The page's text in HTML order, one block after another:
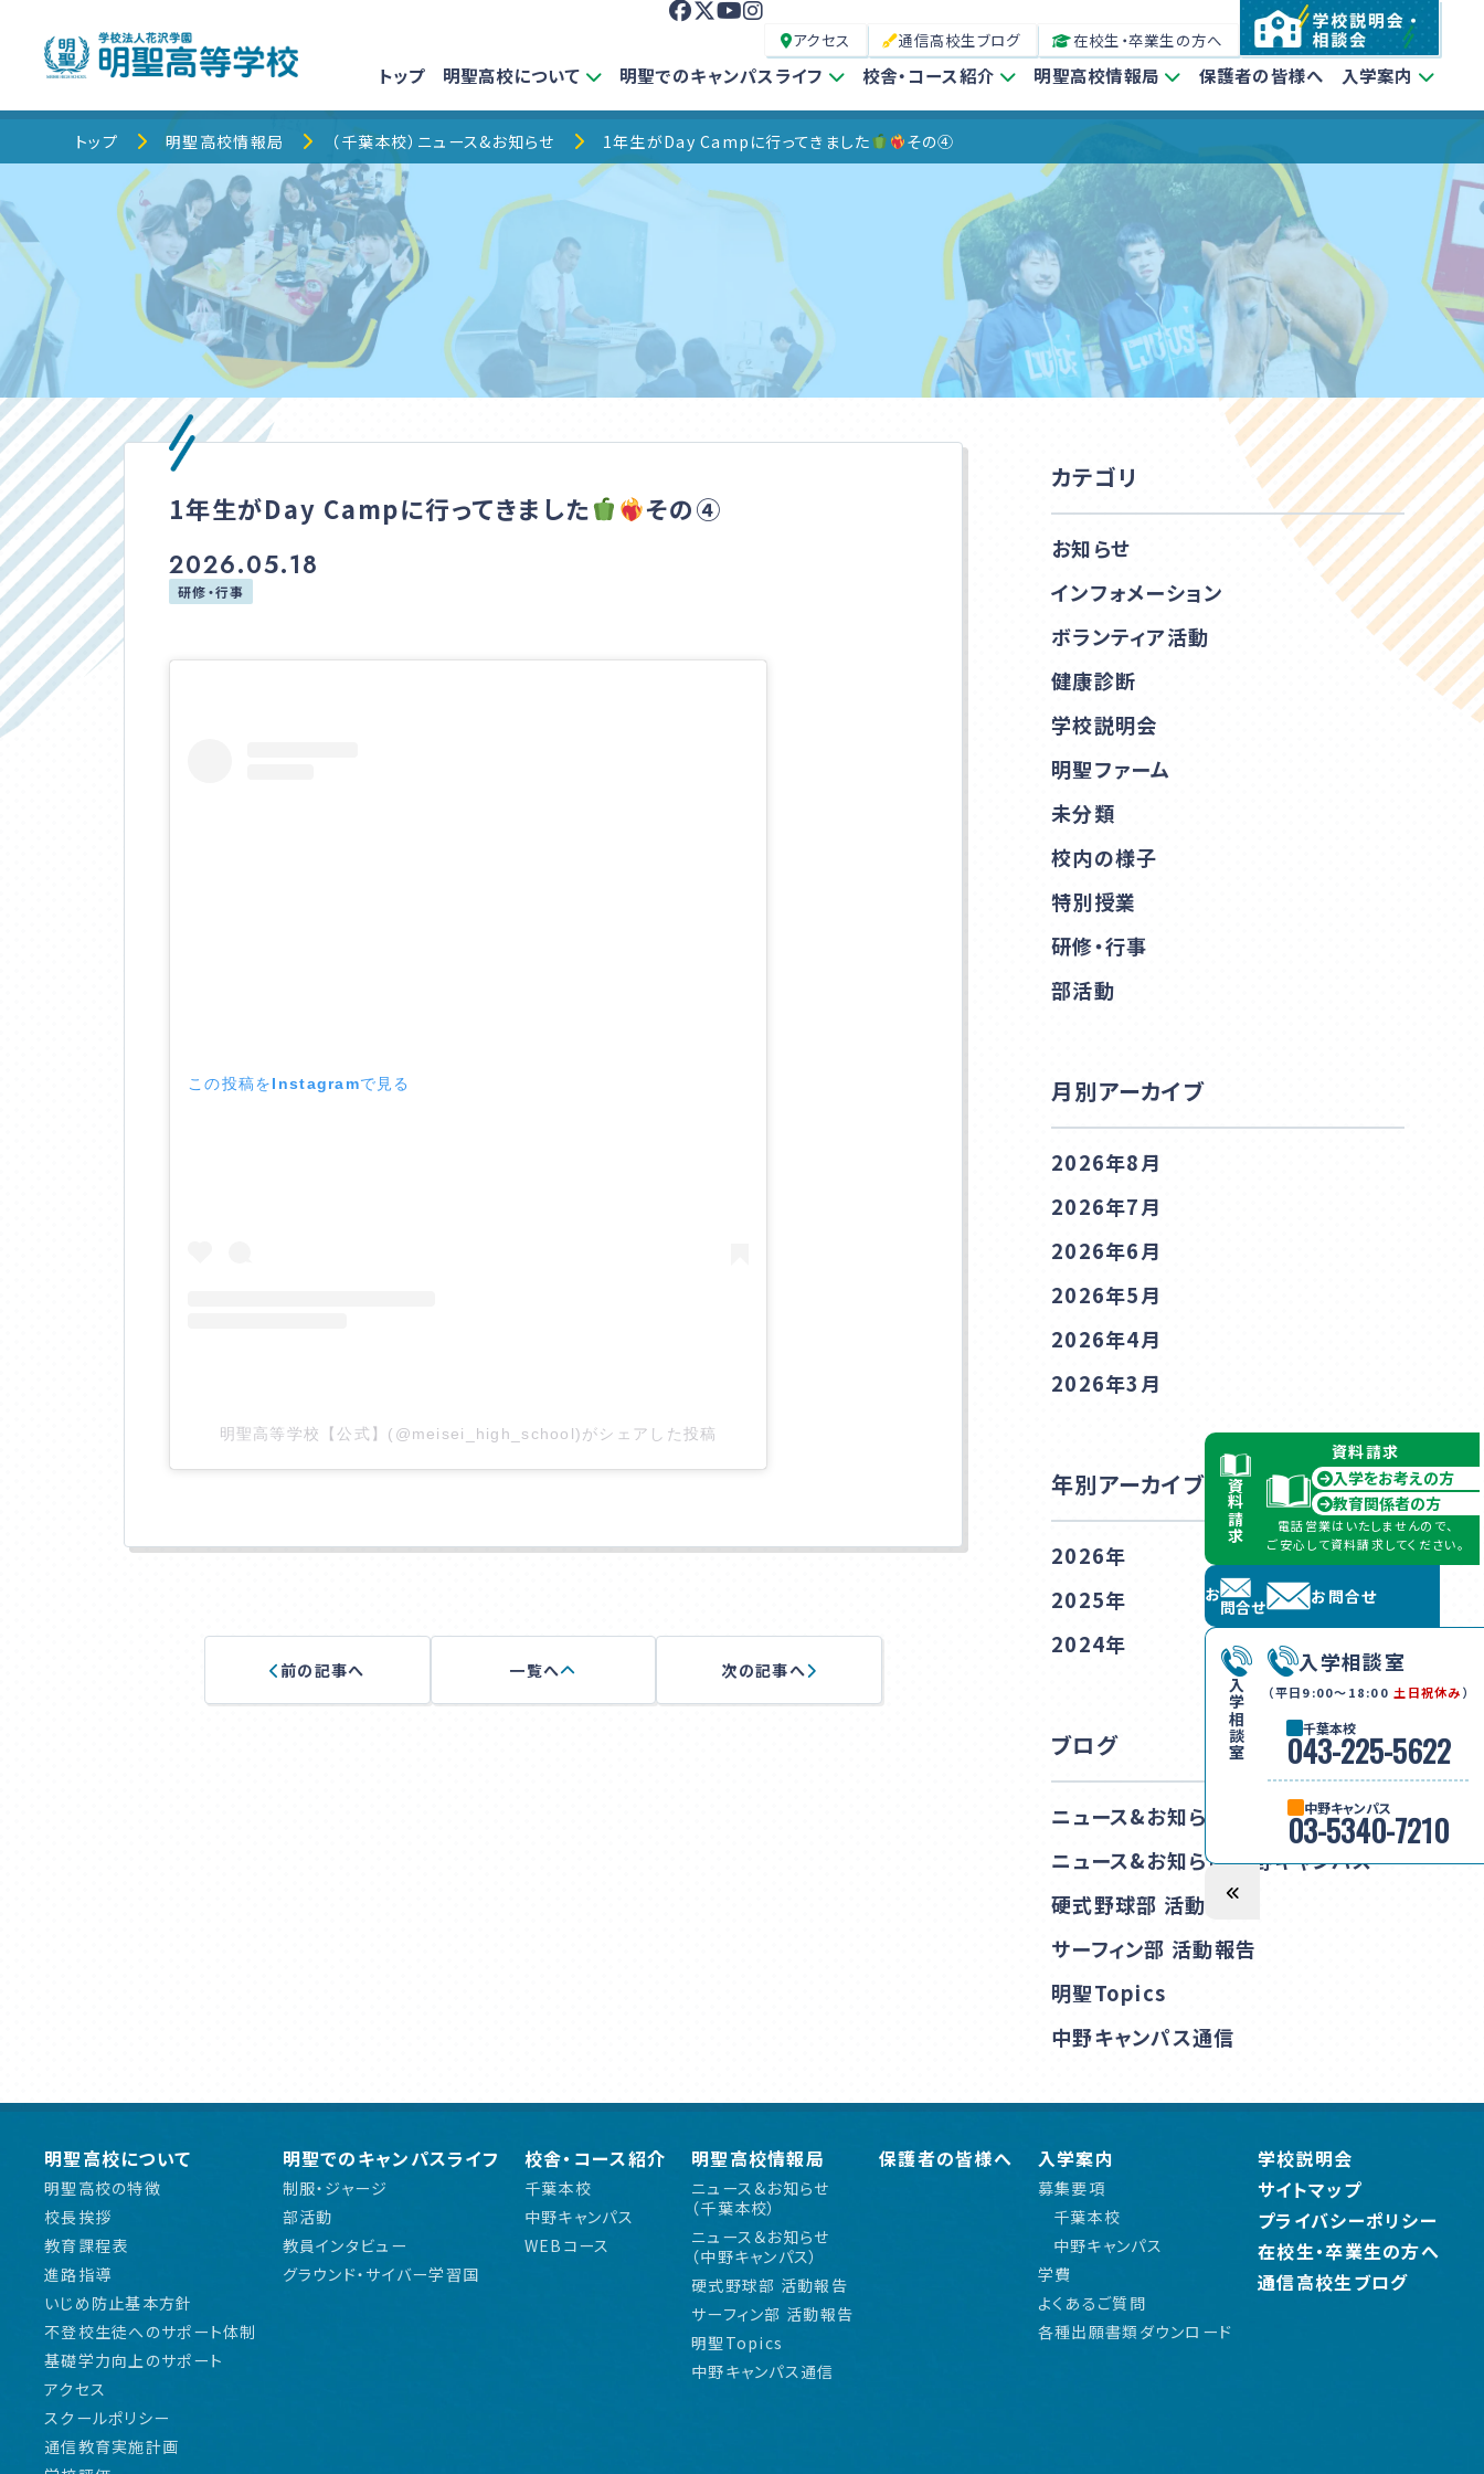
アクセス 通信高校生ブログ 在校生・卒業生の方へ
トップ 明聖高校について 明聖でのキャンパスライフ 校舎・コース紹介 明聖高校情報局 保護者の皆様へ 入学案内
資料請求
資料請求
入学をお考えの方
教育関係者の方
電話営業はいたしませんので、
ご安心して資料請求してください。
お問合せ
お問合せ
入学相談室
入学相談室
（平日9:00〜18:00土日祝休み）
千葉本校
043-225-5622
中野キャンパス
03-5340-7210
トップ
明聖高校について
明聖でのキャンパスライフ
校舎・コース紹介
明聖高校情報局
保護者の皆様へ
入学案内
学校説明会
サイトマップ
資料請求
トップ 明聖高校情報局 （千葉本校）ニュース&お知らせ 1年生がDay Campに行ってきました その④
1年生がDay Campに行ってきました
その④
2026.05.18
研修・行事
この投稿をInstagramで見る
明聖高等学校【公式】(@meisei_high_school)がシェアした投稿
前の記事へ 一覧へ 次の記事へ
カテゴリ
お知らせ
インフォメーション
ボランティア活動
健康診断
学校説明会
明聖ファーム
未分類
校内の様子
特別授業
研修・行事
部活動
月別アーカイブ
2026年8月
2026年7月
2026年6月
2026年5月
2026年4月
2026年3月
年別アーカイブ
2026年
2025年
2024年
ブログ
ニュース&お知らせ 千葉本校
ニュース&お知らせ 中野キャンパス
硬式野球部 活動報告
サーフィン部 活動報告
明聖Topics
中野キャンパス通信
明聖高校について
明聖高校の特徴
校長挨拶
教育課程表
進路指導
いじめ防止基本方針
不登校生徒へのサポート体制
基礎学力向上のサポート
アクセス
スクールポリシー
通信教育実施計画
明聖でのキャンパスライフ
制服・ジャージ
部活動
教員インタビュー
グラウンド・サイバー学習国
校舎・コース紹介
千葉本校
中野キャンパス
WEBコース
明聖高校情報局
ニュース＆お知らせ
（千葉本校）
ニュース＆お知らせ
（中野キャンパス）
硬式野球部 活動報告
サーフィン部 活動報告
明聖Topics
中野キャンパス通信
保護者の皆様へ 入学案内
募集要項
千葉本校
中野キャンパス
学費
よくあるご質問
各種出願書類ダウンロード
学校説明会
サイトマップ
プライバシーポリシー
在校生・卒業生の方へ
通信高校生ブログ